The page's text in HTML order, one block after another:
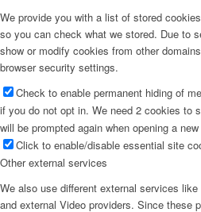
We provide you with a list of stored
so you can check what we stored. Due to
show or modify cookies from other
browser security settings.
Check to enable permanent hiding of
if you do not opt in. We need 2 cookies to
will be prompted again when opening a
Click to enable/disable essential site
Other external services
We also use different external services
and external Video providers. Since these